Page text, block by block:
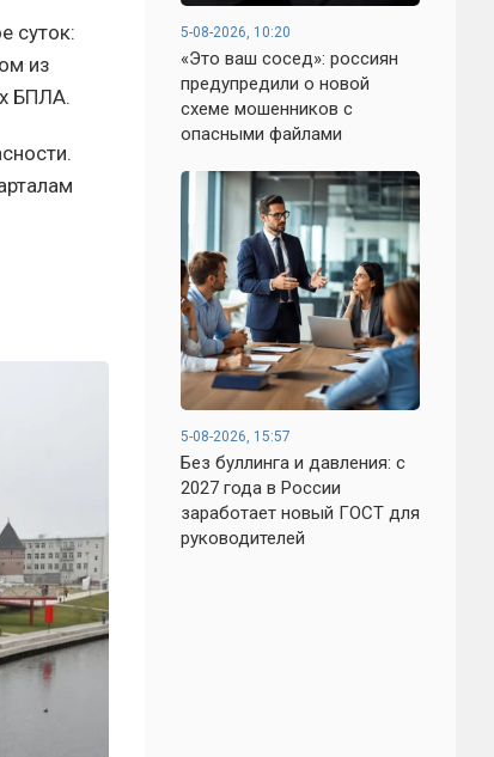
суток:
из
БПЛА.
5-08-2026, 10:20
«Это ваш сосед»: россиян
предупредили о новой
схеме мошенников с
опасными файлами
5-08-2026, 15:57
Без буллинга и давления: с
2027 года в России
заработает новый ГОСТ для
руководителей